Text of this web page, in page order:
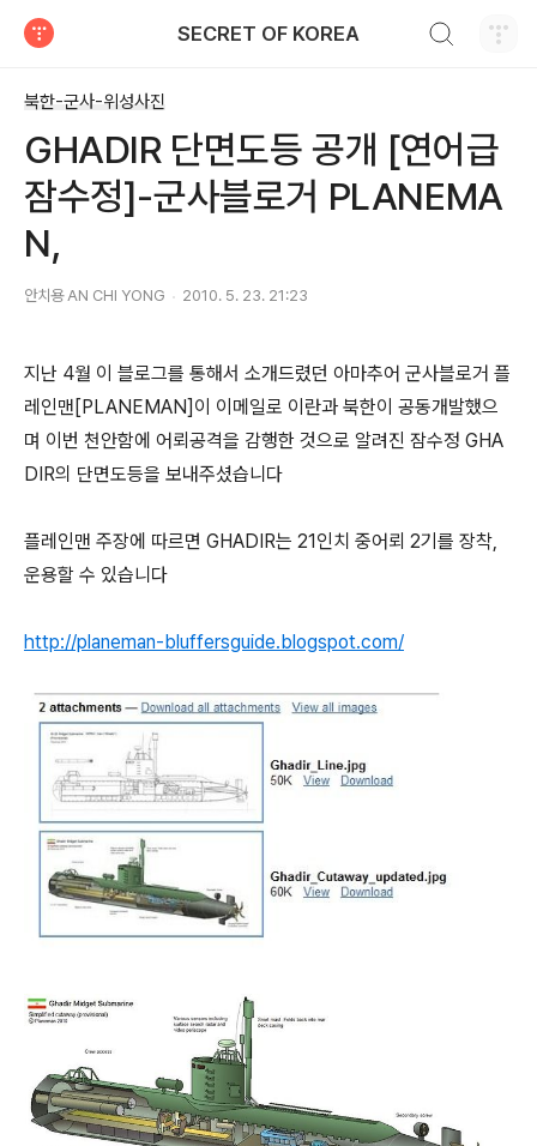
SECRET OF KOREA
북한-군사-위성사진
GHADIR 단면도등 공개 [연어급
잠수정]-군사블로거 PLANEMA
N,
안치용 AN CHI YONG 2010. 5. 23. 21:23
지난 4월 이 블로그를 통해서 소개드렸던 아마추어 군사블로거 플
레인맨[PLANEMAN]이 이메일로 이란과 북한이 공동개발했으
며 이번 천안함에 어뢰공격을 감행한 것으로 알려진 잠수정 GHA
DIR의 단면도등을 보내주셨습니다
플레인맨 주장에 따르면 GHADIR는 21인치 중어뢰 2기를 장착,
운용할 수 있습니다
http://planeman-bluffersguide.blogspot.com/